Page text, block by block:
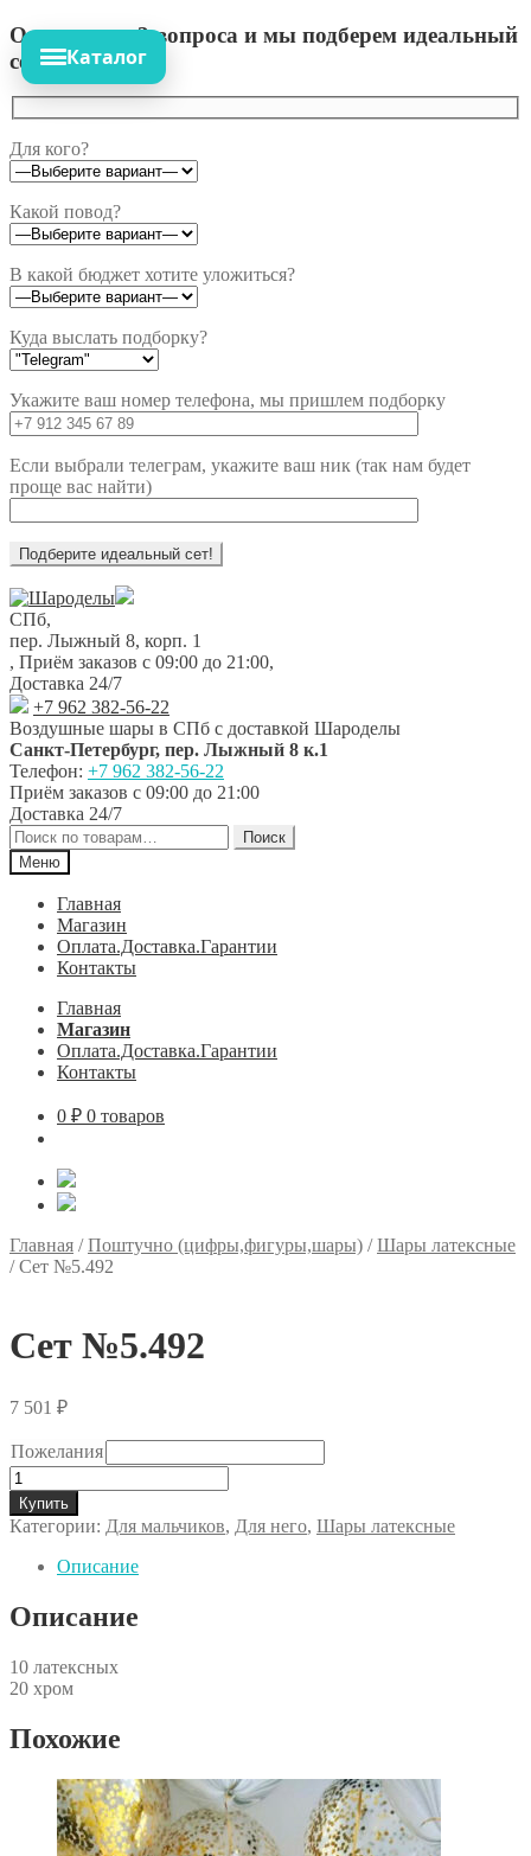
Ответьте на 3 вопроса и мы подберем идеальный
сет!
Для кого?
Какой повод?
В какой бюджет хотите уложиться?
Куда выслать подборку?
Укажите ваш номер телефона, мы пришлем подборку
Если выбрали телеграм, укажите ваш ник (так нам будет
проще вас найти)
Перейти
к
навигации
Перейти
к
содержимому
СПб,
пер. Лыжный 8, корп. 1
, Приём заказов с 09:00 до 21:00,
Доставка 24/7
+7 962 382-56-22
Воздушные шары в СПб с доставкой Шароделы
Санкт-Петербург, пер. Лыжный 8 к.1
Телефон: +7 962 382-56-22
Приём заказов с 09:00 до 21:00
Доставка 24/7
Искать:
Поиск
Меню
Главная
Магазин
Оплата.Доставка.Гарантии
Контакты
Главная
Магазин
Оплата.Доставка.Гарантии
Контакты
0 ₽ 0 товаров
Каталог
Главная /Поштучно (цифры,фигуры,шары) /Шары латексные
/Сет №5.492
Сет №5.492
7 501 ₽
Пожелания
Количество
товара
Сет
№5.492
Купить
Категории: Для мальчиков, Для него, Шары латексные
Описание
Описание
10 латексных
20 хром
Похожие